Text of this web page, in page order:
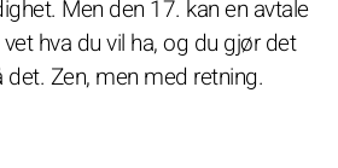
Men den 17. kan en avtale
hva du vil ha, og du gjør det
Zen, men med retning.